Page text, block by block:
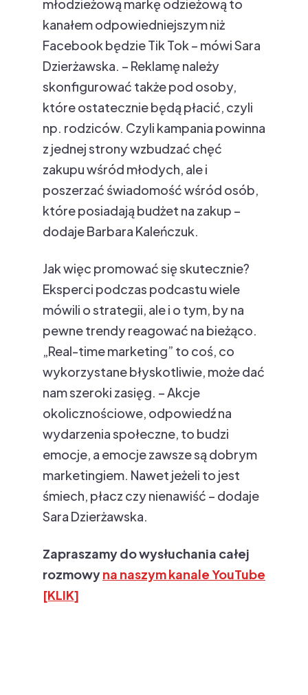
młodzieżową markę odzieżową to
kanałem odpowiedniejszym niż
Facebook będzie Tik Tok – mówi Sara
Dzierżawska. – Reklamę należy
skonfigurować także pod osoby,
które ostatecznie będą płacić, czyli
np. rodziców. Czyli kampania powinna
z jednej strony wzbudzać chęć
zakupu wśród młodych, ale i
poszerzać świadomość wśród osób,
które posiadają budżet na zakup –
dodaje Barbara Kaleńczuk.
Jak więc promować się skutecznie?
Eksperci podczas podcastu wiele
mówili o strategii, ale i o tym, by na
pewne trendy reagować na bieżąco.
„Real-time marketing” to coś, co
wykorzystane błyskotliwie, może dać
nam szeroki zasięg. – Akcje
okolicznościowe, odpowiedź na
wydarzenia społeczne, to budzi
emocje, a emocje zawsze są dobrym
marketingiem. Nawet jeżeli to jest
śmiech, płacz czy nienawiść – dodaje
Sara Dzierżawska.
Zapraszamy do wysłuchania całej
rozmowyna naszym kanale YouTube
[KLIK]